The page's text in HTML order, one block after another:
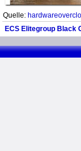
Quelle:
ECS Elitegroup Black